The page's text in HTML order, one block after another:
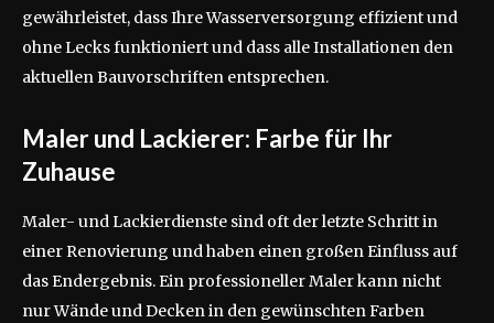
gewährleistet, dass Ihre Wasserversorgung effizient und
ohne Lecks funktioniert und dass alle Installationen den
aktuellen Bauvorschriften entsprechen.
Maler und Lackierer: Farbe für Ihr
Zuhause
Maler- und Lackierdienste sind oft der letzte Schritt in
einer Renovierung und haben einen großen Einfluss auf
das Endergebnis. Ein professioneller Maler kann nicht
nur Wände und Decken in den gewünschten Farben